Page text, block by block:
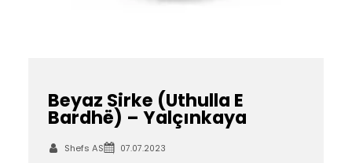
Beyaz Sirke (Uthulla E
Bardhë) – Yalçınkaya
Shefs AS 07.07.2023